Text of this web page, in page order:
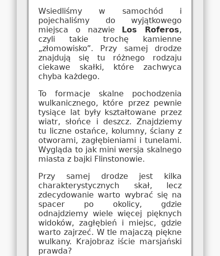
Wsiedliśmy w samochód i
pojechaliśmy do wyjątkowego
miejsca o nazwie Los Roferos,
czyli takie trochę kamienne
„złomowisko”. Przy samej drodze
znajdują się tu różnego rodzaju
ciekawe skałki, które zachwyca
chyba każdego.
To formacje skalne pochodzenia
wulkanicznego, które przez pewnie
tysiące lat były kształtowane przez
wiatr, słońce i deszcz. Znajdziemy
tu liczne ostańce, kolumny, ściany z
otworami, zagłębieniami i tunelami.
Wygląda to jak mini wersja skalnego
miasta z bajki Flinstonowie.
Przy samej drodze jest kilka
charakterystycznych skał, lecz
zdecydowanie warto wybrać się na
spacer po okolicy, gdzie
odnajdziemy wiele więcej pięknych
widoków, zagłębień i miejsc, gdzie
warto zajrzeć. W tle majaczą piękne
wulkany. Krajobraz iście marsjański
prawda?